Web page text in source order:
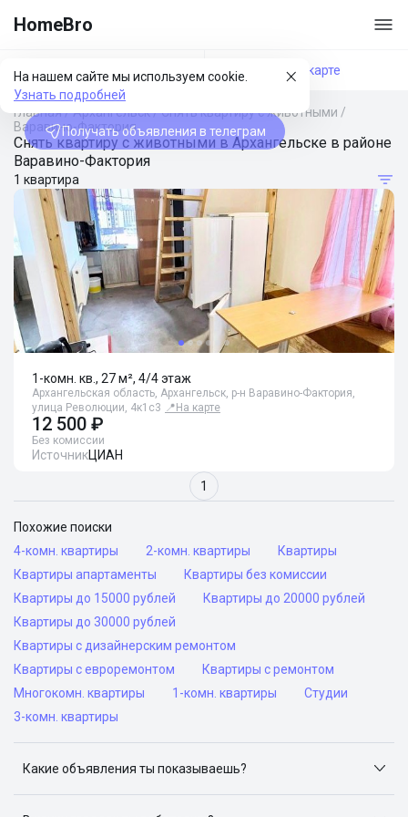
HomeBro
На нашем сайте мы используем cookie.
Узнать подробней
Получать объявления в телеграм
Фильтры На карте
Главная/Архангельск/Снять квартиру с животными /
Варавино-Фактория
Снять квартиру с животными в Архангельске в районе
Варавино-Фактория
1 квартира
1-комн. кв., 27 м², 4/4 этаж
Архангельская область, Архангельск, р-н Варавино-Фактория,
улица Революции, 4к1с3 📍 На карте
12 500 ₽
Без комиссии
ИсточникЦИАН
1
Похожие поиски
4-комн. квартиры
2-комн. квартиры
Квартиры
Квартиры апартаменты
Квартиры без комиссии
Квартиры до 15000 рублей
Квартиры до 20000 рублей
Квартиры до 30000 рублей
Квартиры с дизайнерским ремонтом
Квартиры с евроремонтом
Квартиры с ремонтом
Многокомн. квартиры
1-комн. квартиры
Студии
3-комн. квартиры
Какие объявления ты показываешь?